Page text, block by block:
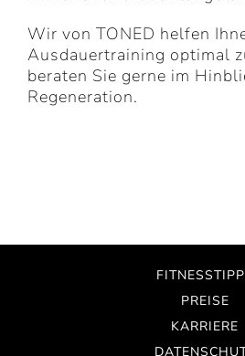
Wir von TONED helfen
Ausdauertraining optimal
beraten Sie gerne im
Regeneration.
PREISE
KARRIERE